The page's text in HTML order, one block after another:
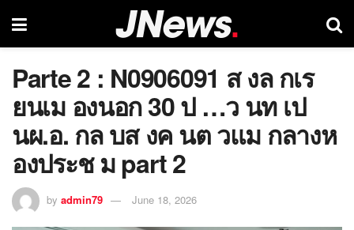
Parte 2 : N0906091 ส งล กเร
ยนเม องนอก 30 ป …ว นท เป
นผ.อ. กล บส งค นต วแม กลางห
องประช ม part 2
by admin79 June 18, 2026